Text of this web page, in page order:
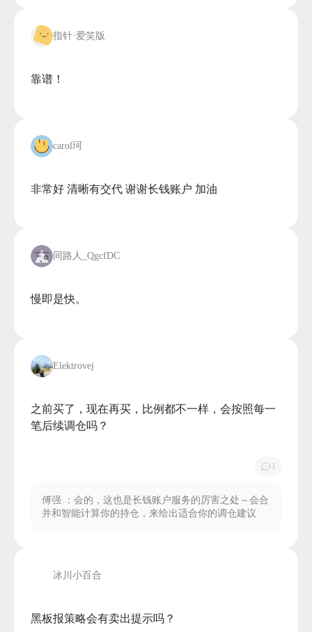
指针·爱笑版
靠谱！
carol珂
非常好 清晰有交代 谢谢长钱账户 加油
同路人_QgcfDC
慢即是快。
Elektrovej
之前买了，现在再买，比例都不一样，会按照每一
笔后续调仓吗？
1
傅强
：会的，这也是长钱账户服务的厉害之处～会合
并和智能计算你的持仓，来给出适合你的调仓建议
冰川小百合
黑板报策略会有卖出提示吗？